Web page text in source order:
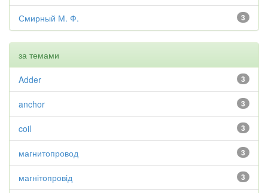
3
Смирный М. Ф.
за темами
3
Adder
3
anchor
3
coil
3
магнитопровод
3
магнітопровід